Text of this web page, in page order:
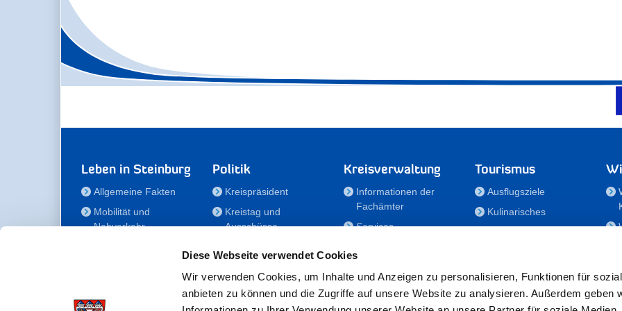
Diese Webseite verwendet Cookies
Wir verwenden Cookies, um Inhalte und Anzeigen zu personalisieren, Funktionen für
anbieten zu können und die Zugriffe auf unsere Website zu analysieren. Außerdem geben
Leben in Steinburg
Allgemeine Fakten
Mobilität und
Nahverkehr
Gesundheit
Politik
Kreispräsident
Kreistag und
Ausschüsse
für Menschen mit
Behinderung
Der
Kreisverwaltung
Informationen der
Fachämter
Services
Nachwuchskräfte
Notdienste
Tourismus
Ausflugsziele
Kulinarisches
Veranstaltungen